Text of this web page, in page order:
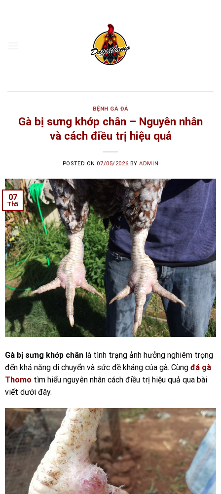
BỆNH GÀ ĐÁ
Gà bị sưng khớp chân – Nguyên nhân
và cách điều trị hiệu quả
POSTED ON 07/05/2026 BYADMIN
07
Th5
Gà bị sưng khớp chân là tình trạng ảnh hưởng nghiêm trọng
đến khả năng di chuyển và sức đề kháng của gà. Cùng đá gà
Thomo tìm hiểu nguyên nhân cách điều trị hiệu quả qua bài
viết dưới đây.